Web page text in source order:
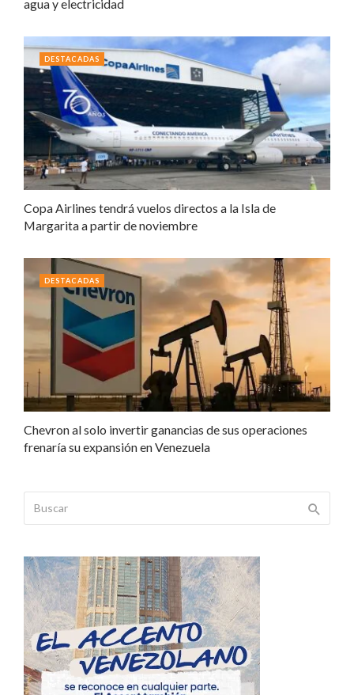
agua y electricidad
Copa Airlines tendrá vuelos directos a la Isla de
Margarita a partir de noviembre
DESTACADAS
Chevron al solo invertir ganancias de sus operaciones
frenaría su expansión en Venezuela
DESTACADAS